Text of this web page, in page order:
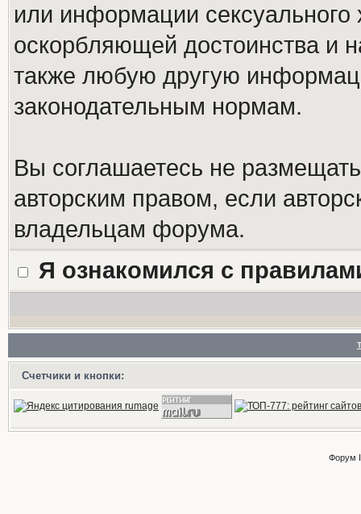
или информации
оскорбляющей достоинства и
также любую другую
законодательным нормам.
Вы соглашаетесь не
авторским правом, если
владельцам форума.
Я ознакомился с
Счетчики и кнопки:
Форум